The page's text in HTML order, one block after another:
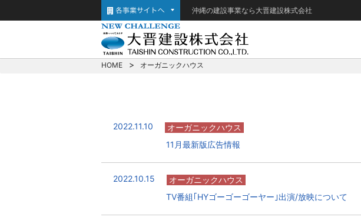
沖縄の建設事業なら大晋建設株式会社
HOME オーガニックハウス
2022.11.10
オーガニックハウス
11月最新版広告情報
2022.10.15
オーガニックハウス
TV番組｢HYゴーゴーゴーヤー｣出演/放映について